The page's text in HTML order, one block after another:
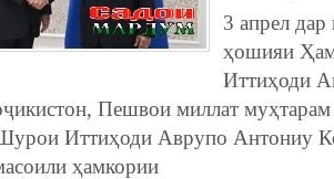
3 апрел
ҳошияи
Иттиҳоди
Пешвои миллат
Иттиҳоди Аврупо Антониу
ҳамкории